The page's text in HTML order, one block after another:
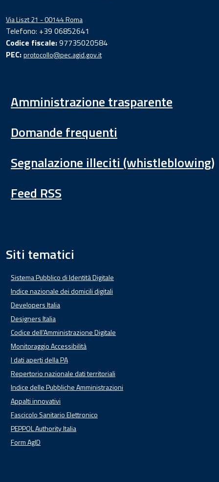
Via Liszt 21 - 00144 Roma
Telefono: +39 06852641
Codice fiscale:97735020584
PEC:protocollo@pec.agid.gov.it
Amministrazione trasparente
Domande frequenti
Segnalazione illeciti (whistleblowing)
Feed RSS
Siti tematici
Sistema Pubblico di Identità Digitale
Indice nazionale dei domicili digitali
Developers Italia
Designers Italia
Codice dell'Amministrazione Digitale
Monitoraggio Accessibilità
I dati aperti della PA
Repertorio nazionale dati territoriali
Indice delle Pubbliche Amministrazioni
Appalti innovativi
Fascicolo Sanitario Elettronico
PEPPOL Authority Italia
Form AgID